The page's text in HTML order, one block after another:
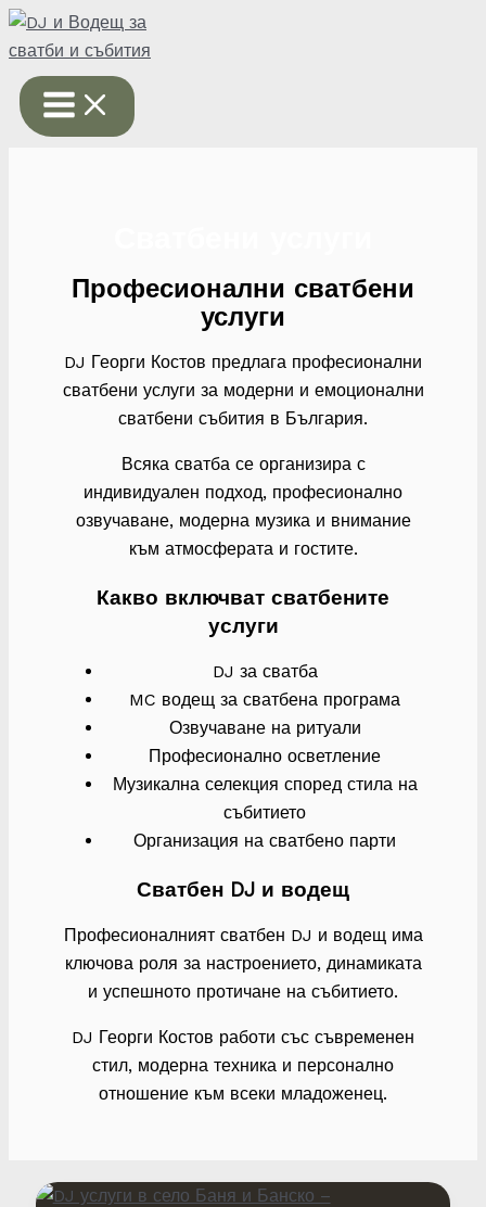
Skip
to
content
Професионални сватбени
услуги
DJ Георги Костов предлага професионални
сватбени услуги за модерни и емоционални
сватбени събития в България.
Всяка сватба се организира с
индивидуален подход, професионално
озвучаване, модерна музика и внимание
към атмосферата и гостите.
Какво включват сватбените
услуги
DJ за сватба
MC водещ за сватбена програма
Озвучаване на ритуали
Професионално осветление
Музикална селекция според стила на
събитието
Организация на сватбено парти
Сватбен DJ и водещ
Професионалният сватбен DJ и водещ има
ключова роля за настроението, динамиката
и успешното протичане на събитието.
DJ Георги Костов работи със съвременен
стил, модерна техника и персонално
отношение към всеки младоженец.